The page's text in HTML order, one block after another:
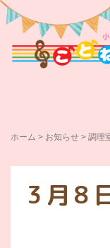
ホーム > お知らせ > 調理
3月8